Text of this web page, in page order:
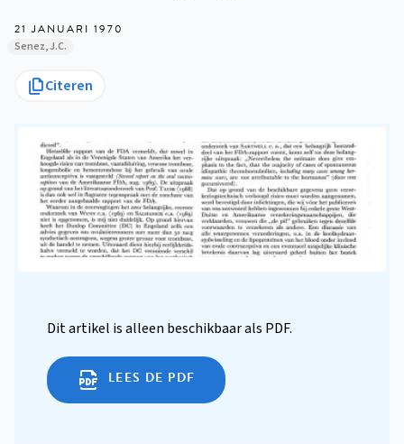
21 JANUARI 1970
Senez, J.C.
Citeren
Dit artikel is alleen beschikbaar als PDF.
LEES DE PDF